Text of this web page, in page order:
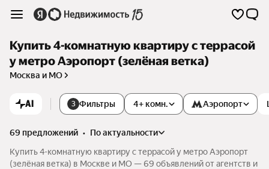
Купить 4-комнатную квартиру с террасой
у метро Аэропорт (зелёная ветка)
Москва и МО
AI 3 Фильтры 4+ комн. Аэропорт
69 предложений •
по актуальности
Купить 4-комнатную квартиру с террасой у метро Аэропорт
(зелёная ветка) в Москве и МО — 69 объявлений от агентств и